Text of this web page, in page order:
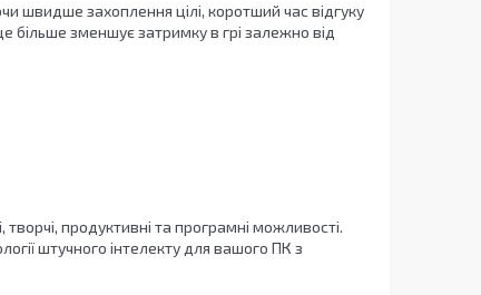
швидше захоплення цілі, коротший час відгуку
більше зменшує затримку в грі залежно від
творчі, продуктивні та програмні можливості.
штучного інтелекту для вашого ПК з